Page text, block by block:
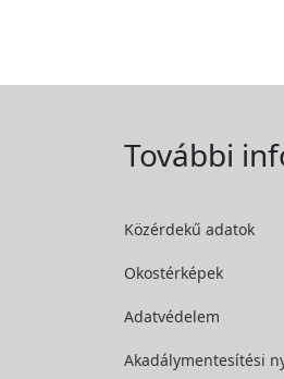
További
Közérdekű adatok
Okostérképek
Adatvédelem
Akadálymentesítési